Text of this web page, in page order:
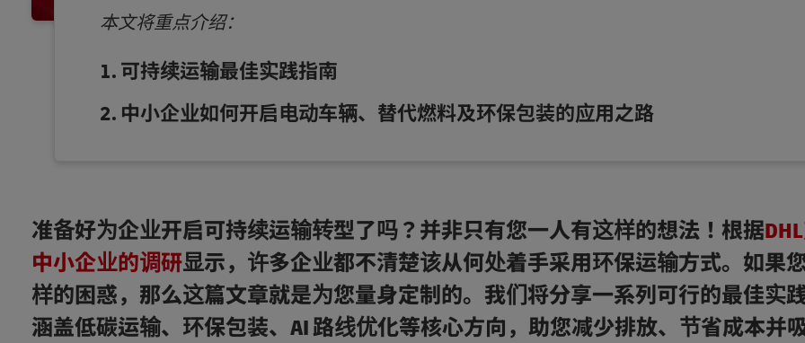
本文将重点介绍：
可持续运输最佳实践指南
中小企业如何开启电动车辆、替代燃料及环保包装的应用之路
准备好为企业开启可持续运输转型了吗？并非只有您一人有这样的想法！根据
中小企业的调研显示，许多企业都不清楚该从何处着手采用环保运输方式。如果
样的困惑，那么这篇文章就是为您量身定制的。我们将分享一系列可行的最佳实践
涵盖低碳运输、环保包装、AI 路线优化等核心方向，助您减少排放、节省成本并